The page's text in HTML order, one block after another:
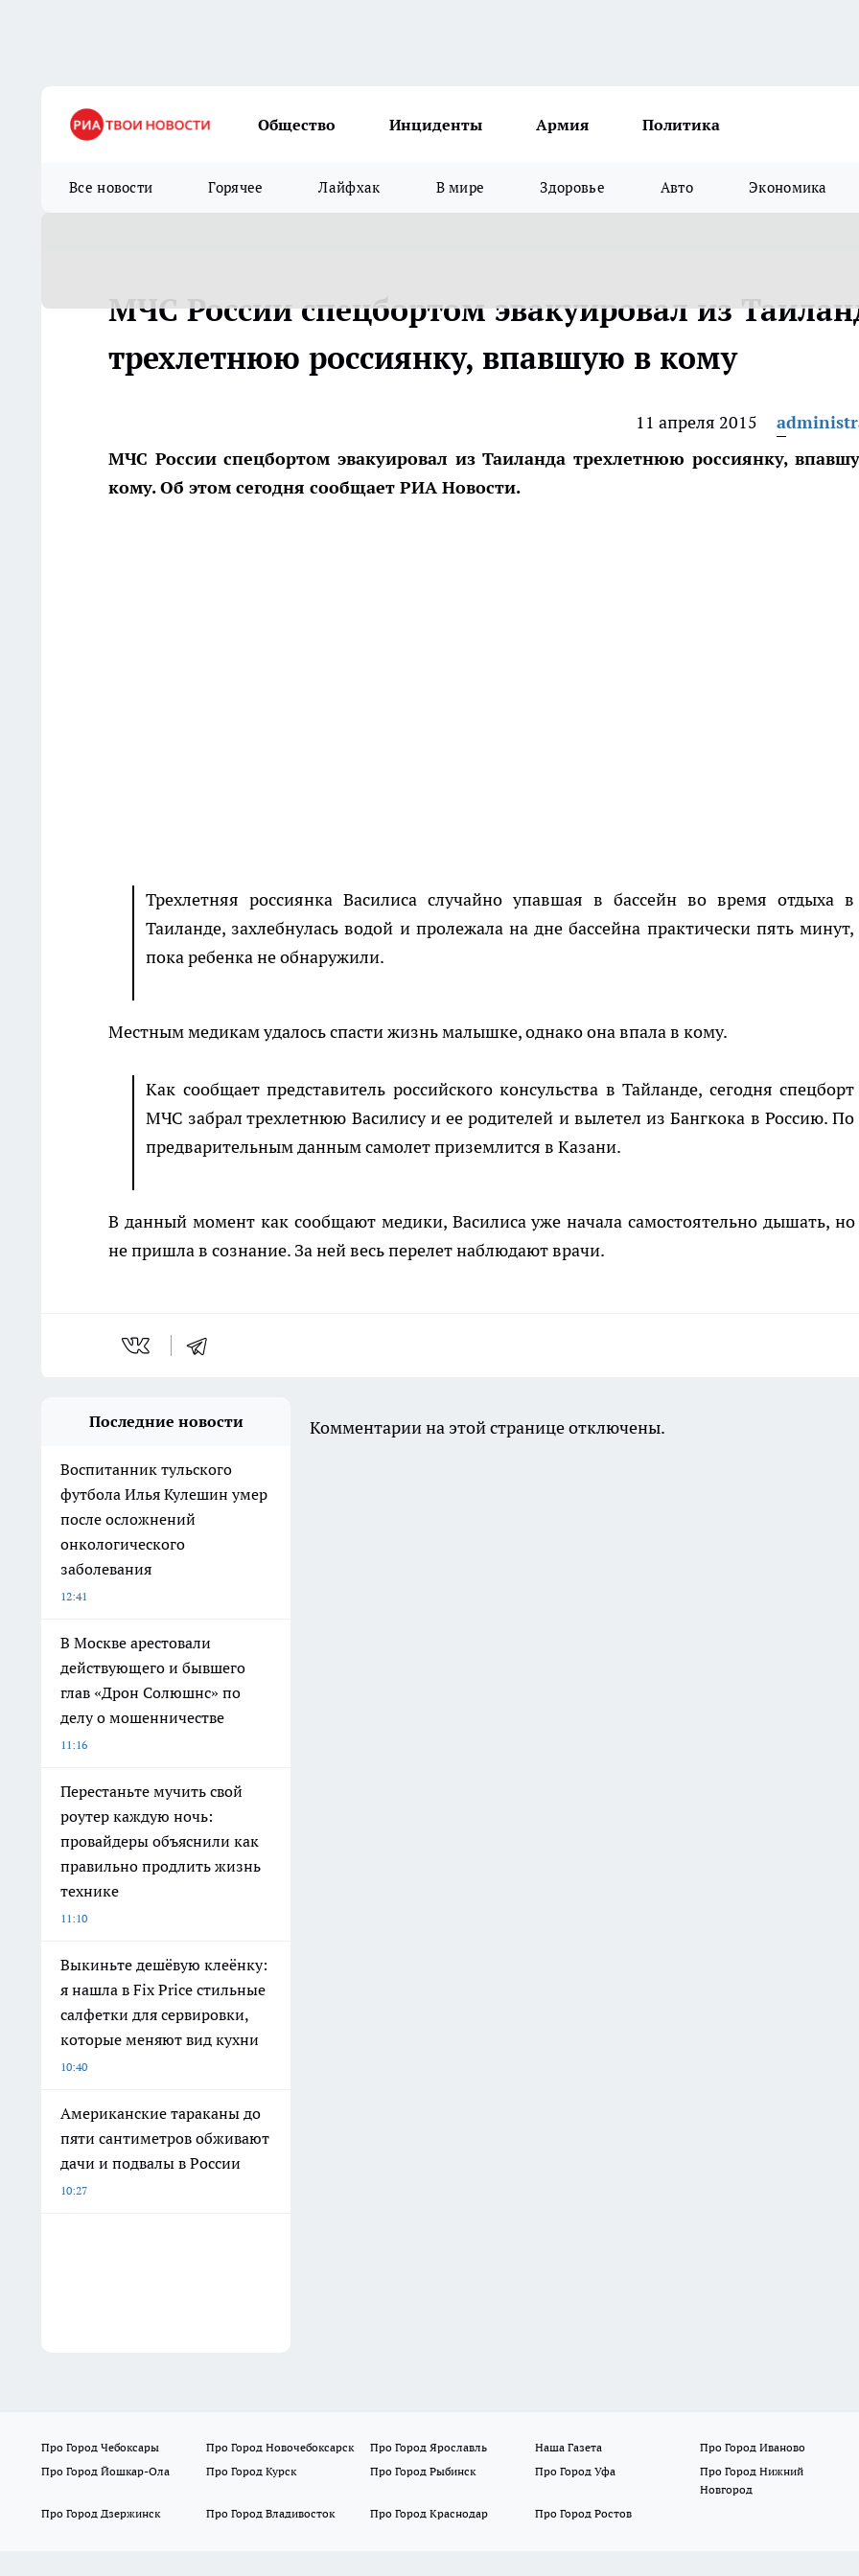
Общество Инциденты Армия Политика
Все новости Горячее Лайфхак В мире Здоровье Авто Экономика
МЧС России спецбортом эвакуировал из
трехлетнюю россиянку, впавшую в кому
11 апреля 2015
МЧС России спецбортом эвакуировал из Таиланда трехлетнюю россиянку,
кому. Об этом сегодня сообщает РИА Новости.
Трехлетняя россиянка Василиса случайно упавшая в бассейн во время отдыха в
Таиланде, захлебнулась водой и пролежала на дне бассейна практически пять минут,
пока ребенка не обнаружили.
Местным медикам удалось спасти жизнь малышке, однако она впала в кому.
Как сообщает представитель российского консульства в Тайланде, сегодня спецборт
МЧС забрал трехлетнюю Василису и ее родителей и вылетел из Бангкока в Россию. По
предварительным данным самолет приземлится в Казани.
В данный момент как сообщают медики, Василиса уже начала самостоятельно дышать,
не пришла в сознание. За ней весь перелет наблюдают врачи.
Последние новости
Воспитанник тульского
футбола Илья Кулешин умер
после осложнений
онкологического
заболевания
12:41
В Москве арестовали
действующего и бывшего
глав «Дрон Солюшнс» по
делу о мошенничестве
11:16
Перестаньте мучить свой
роутер каждую ночь:
провайдеры объяснили как
правильно продлить жизнь
технике
11:10
Выкиньте дешёвую клеёнку:
я нашла в Fix Price стильные
салфетки для сервировки,
которые меняют вид кухни
10:40
Американские тараканы до
пяти сантиметров обживают
дачи и подвалы в России
10:27
Комментарии на этой странице отключены.
Про Город Чебоксары Про Город Новочебоксарск Про Город Ярославль Наша Газета
Про Город Иваново
Про Город Йошкар-Ола
Про Город Курск Про Город Рыбинск Про Город Уфа
Про Город Нижний
Новгород
Про Город Дзержинск
Про Город Владивосток Про Город Краснодар Про Город Ростов